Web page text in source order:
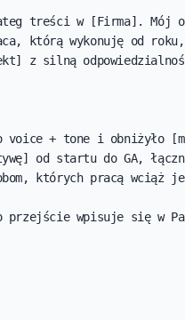
treści w [Firma]. Mój
którą wykonuję od roku,
z silną
voice + tone i obniżyło
od startu do GA,
których pracą wciąż
przejście wpisuje się w